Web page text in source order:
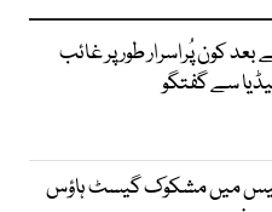
کون پُراسرار طور پر غائب
سے گفتگو
میں مشکوک گیسٹ ہاؤس